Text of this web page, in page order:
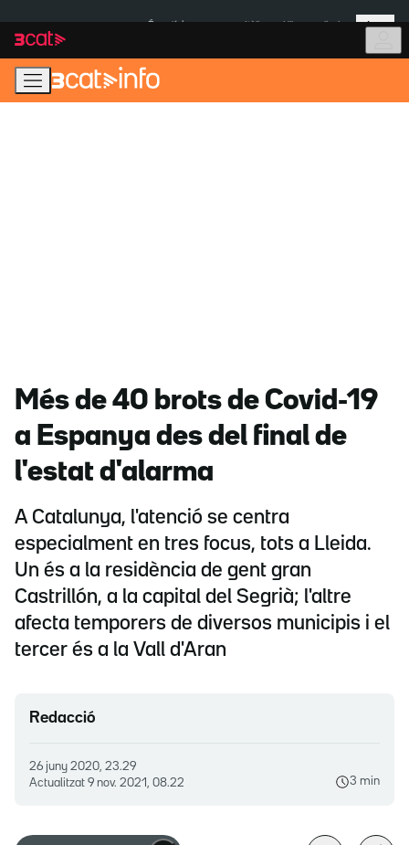
navegació
principal
contingut
Més
Més de 40 brots de Covid-19
a Espanya des del final de
l'estat d'alarma
A Catalunya, l'atenció se centra
especialment en tres focus, tots a Lleida.
Un és a la residència de gent gran
Castrillón, a la capital del Segrià; l'altre
afecta temporers de diversos municipis i el
tercer és a la Vall d'Aran
Redacció
26 juny 2020, 23.29
Actualitzat 9 nov. 2021, 08.22 3 min